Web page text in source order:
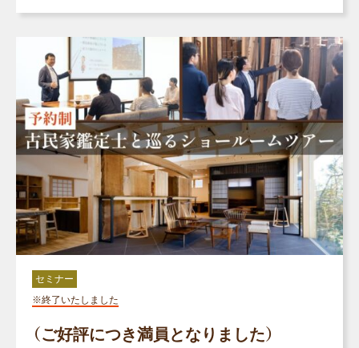
セミナー
※終了いたしました
（ご好評につき満員となりました）